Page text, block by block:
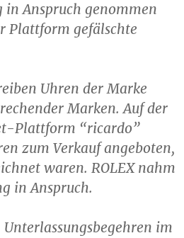
Anspruch genommen
Plattform gefälschte
Uhren der Marke
Marken. Auf der
Plattform “ricardo”
zum Verkauf angeboten,
waren. ROLEX nahm
in Anspruch.
im